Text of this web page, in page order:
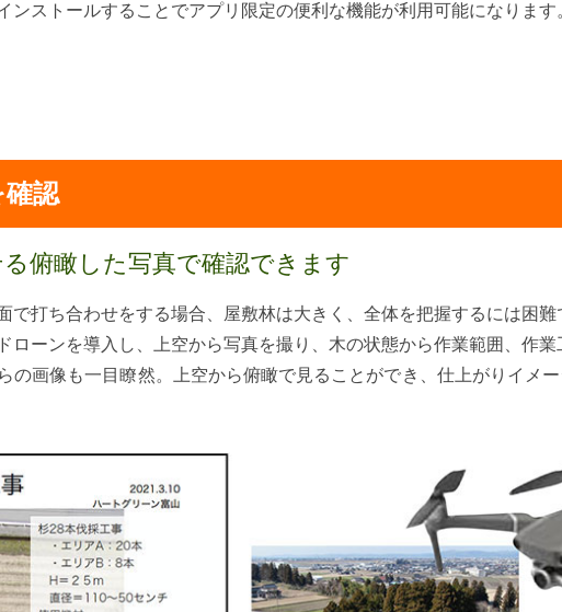
ストールすることでアプリ限定の便利な機能が利用可能になります
認
俯瞰した写真で確認できます
で打ち合わせをする場合、屋敷林は大きく、全体を把握するには困難
ローンを導入し、上空から写真を撮り、木の状態から作業範囲、作業
の画像も一目瞭然。上空から俯瞰で見ることができ、仕上がりイメ